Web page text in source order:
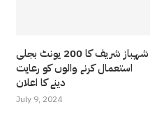
شہباز شریف کا 200 یونٹ بجلی
استعمال کرنے والوں کو رعایت
دینے کا اعلان
July 9, 2024